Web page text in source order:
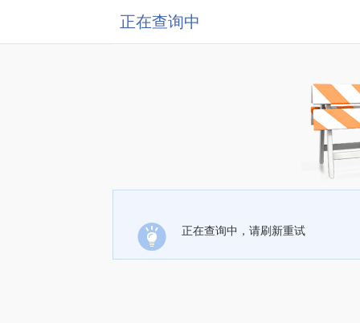
正在查询中
正在查询中，请刷新重试